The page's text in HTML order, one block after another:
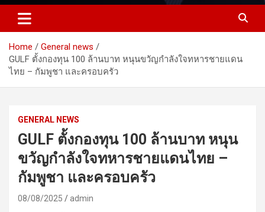
Home
General news
GULF ตั้งกองทุน 100 ล้านบาท หนุนขวัญกำลังใจทหารชายแดน
ไทย – กัมพูชา และครอบครัว
GENERAL NEWS
GULF ตั้งกองทุน 100 ล้านบาท หนุน
ขวัญกำลังใจทหารชายแดนไทย –
กัมพูชา และครอบครัว
08/08/2025 admin